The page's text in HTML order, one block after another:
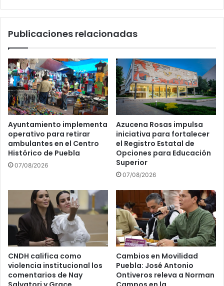
Publicaciones relacionadas
Ayuntamiento implementa
operativo para retirar
ambulantes en el Centro
Histórico de Puebla
07/08/2026
Azucena Rosas impulsa
iniciativa para fortalecer
el Registro Estatal de
Opciones para Educación
Superior
07/08/2026
CNDH califica como
violencia institucional los
comentarios de Nay
Cambios en Movilidad
Puebla: José Antonio
Ontiveros releva a Norman